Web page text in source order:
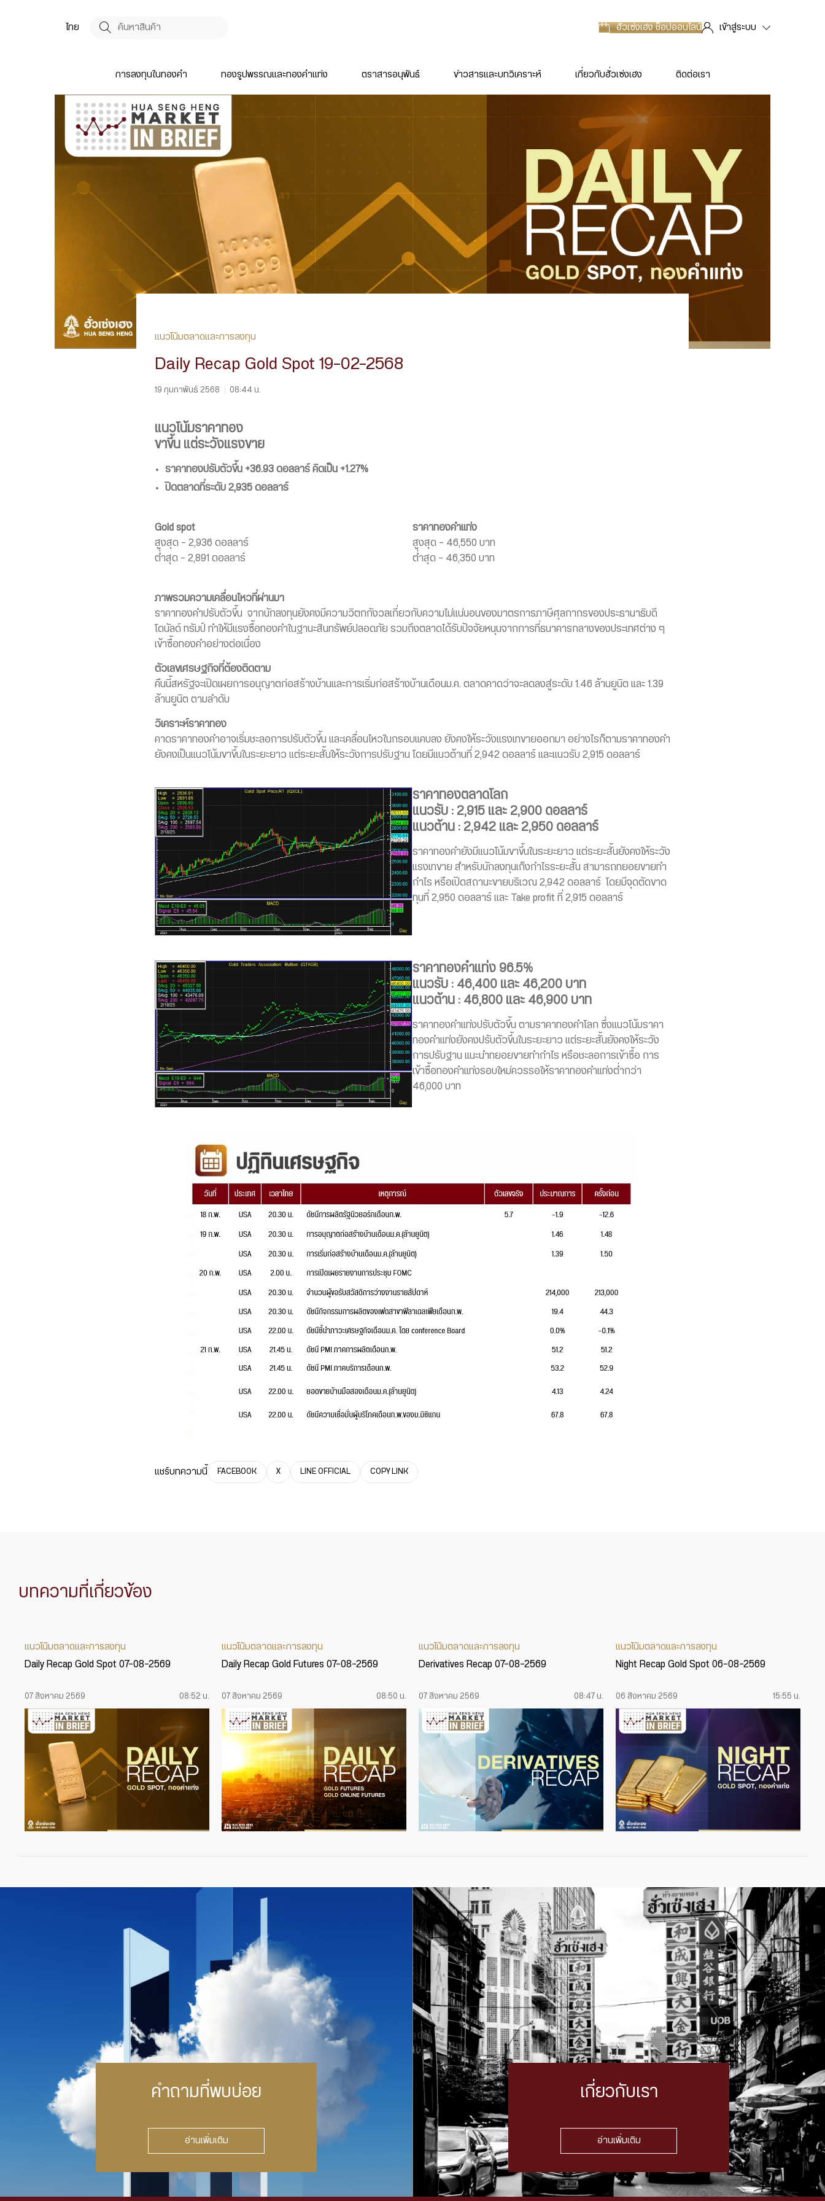
ไทย ฮั่วเซ่งเฮงช็อปออนไลน์ เข้าสู่ระบบ
การลงทุนในทองคำ ทองรูปพรรณและทองคำแท่ง ตราสารอนุพันธ์ ข่าวสารและบทวิเคราะห์ เกี่ยวกับฮั่วเซ่งเฮง ติดต่อเรา
แนวโน้มตลาดและการลงทุน
Daily Recap Gold Spot 19-02-2568
19 กุมภาพันธ์ 2568 08:44 น.
แนวโน้มราคาทอง
ขาขึ้น แต่ระวังแรงขาย
ราคาทองปรับตัวขึ้น +36.93 ดอลลาร์ คิดเป็น +1.27%
ปิดตลาดที่ระดับ 2,935 ดอลลาร์
Gold spot
สูงสุด – 2,936 ดอลลาร์
ต่ำสุด – 2,891 ดอลลาร์
ราคาทองคำแท่ง
สูงสุด – 46,550 บาท
ต่ำสุด – 46,350 บาท
ภาพรวมความเคลื่อนไหวที่ผ่านมา
ราคาทองคำปรับตัวขึ้น จากนักลงทุนยังคงมีความวิตกกังวลเกี่ยวกับความไม่แน่นอนของมาตรการภาษีศุลกากรของประธานาธิบดี
โดนัลด์ ทรัมป์ ทำให้มีแรงซื้อทองคำในฐานะสินทรัพย์ปลอดภัย รวมถึงตลาดได้รับปัจจัยหนุนจากการที่ธนาคารกลางของประเทศต่าง ๆ
เข้าซื้อทองคำอย่างต่อเนื่อง
ตัวเลขเศรษฐกิจที่ต้องติดตาม
คืนนี้สหรัฐจะเปิดเผยการอนุญาตก่อสร้างบ้านและการเริ่มก่อสร้างบ้านเดือนม.ค. ตลาดคาดว่าจะลดลงสู่ระดับ 1.46 ล้านยูนิต และ 1.39
ล้านยูนิต ตามลำดับ
วิเคราะห์ราคาทอง
คาดราคาทองคำอาจเริ่มชะลอการปรับตัวขึ้น และเคลื่อนไหวในกรอบแคบลง ยังคงให้ระวังแรงเทขายออกมา อย่างไรก็ตามราคาทองคำ
ยังคงเป็นแนวโน้มขาขึ้นในระยะยาว แต่ระยะสั้นให้ระวังการปรับฐาน โดยมีแนวต้านที่ 2,942 ดอลลาร์ และแนวรับ 2,915 ดอลลาร์
ราคาทองตลาดโลก
แนวรับ : 2,915 และ 2,900 ดอลลาร์
แนวต้าน : 2,942 และ 2,950 ดอลลาร์
ราคาทองคำยังมีแนวโน้มขาขึ้นในระยะยาว แต่ระยะสั้นยังคงให้ระวัง
แรงเทขาย สำหรับนักลงทุนเก็งกำไรระยะสั้น สามารถทยอยขายทำ
กำไร หรือเปิดสถานะขายบริเวณ 2,942 ดอลลาร์ โดยมีจุดตัดขาด
ทุนที่ 2,950 ดอลลาร์ และ Take profit ที่ 2,915 ดอลลาร์
ราคาทองคำแท่ง 96.5%
แนวรับ : 46,400 และ 46,200 บาท
แนวต้าน : 46,800 และ 46,900 บาท
ราคาทองคำแท่งปรับตัวขึ้น ตามราคาทองคำโลก ซึ่งแนวโน้มราคา
ทองคำแท่งยังคงปรับตัวขึ้นในระยะยาว แต่ระยะสั้นยังคงให้ระวัง
การปรับฐาน แนะนำทยอยขายทำกำไร หรือชะลอการเข้าซื้อ การ
เข้าซื้อทองคำแท่งรอบใหม่ควรรอให้ราคาทองคำแท่งต่ำกว่า
46,000 บาท
แชร์บทความนี้ FACEBOOK X LINE OFFICIAL COPY LINK
บทความที่เกี่ยวข้อง
แนวโน้มตลาดและการลงทุน
Daily Recap Gold Spot 07-08-2569
07 สิงหาคม 2569 08:52 น.
แนวโน้มตลาดและการลงทุน
Daily Recap Gold Futures 07-08-2569
07 สิงหาคม 2569 08:50 น.
แนวโน้มตลาดและการลงทุน
Derivatives Recap 07-08-2569
07 สิงหาคม 2569 08:47 น.
แนวโน้มตลาดและการลงทุน
Night Recap Gold Spot 06-08-2569
06 สิงหาคม 2569 15:55 น.
คำถามที่พบบ่อย
อ่านเพิ่มเติม
เกี่ยวกับเรา
อ่านเพิ่มเติม